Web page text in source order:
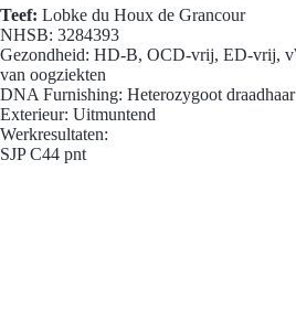
Teef: Lobke du Houx de Grancour
NHSB: 3284393
Gezondheid: HD-B, OCD-vrij, ED-vrij,
van oogziekten
DNA Furnishing: Heterozygoot
Exterieur: Uitmuntend
Werkresultaten:
SJP C44 pnt